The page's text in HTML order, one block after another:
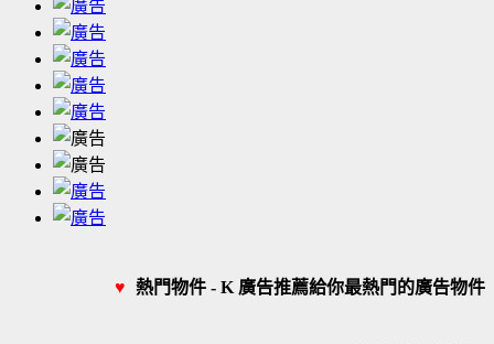
♥ 熱門物件 - K 廣告推薦給你最熱門的廣告物件